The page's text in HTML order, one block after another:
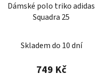
Dámské polo triko adidas
Squadra 25
Skladem do 10 dní
749 Kč